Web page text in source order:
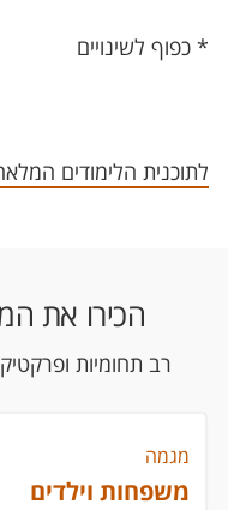
* כפוף לשינויים
לתוכנית הלימודים
הכירו את
רב תחומיות
מגמה
משפחות וילדים